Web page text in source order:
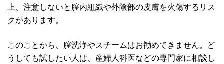
上、注意しないと膣内組織や外陰部の皮膚を火傷するリス
クがあります。
このことから、膣洗浄やスチームはお勧めできません。ど
うしても試したい人は、産婦人科医などの専門家に相談し